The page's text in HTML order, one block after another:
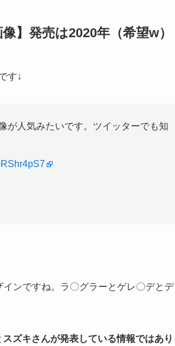
】発売は2020年（希望w）
す↓
が人気みたいです。ツイッターでも知
ンですね。ラ〇グラーとゲレ〇デとデ
スズキさんが発表している情報ではあり